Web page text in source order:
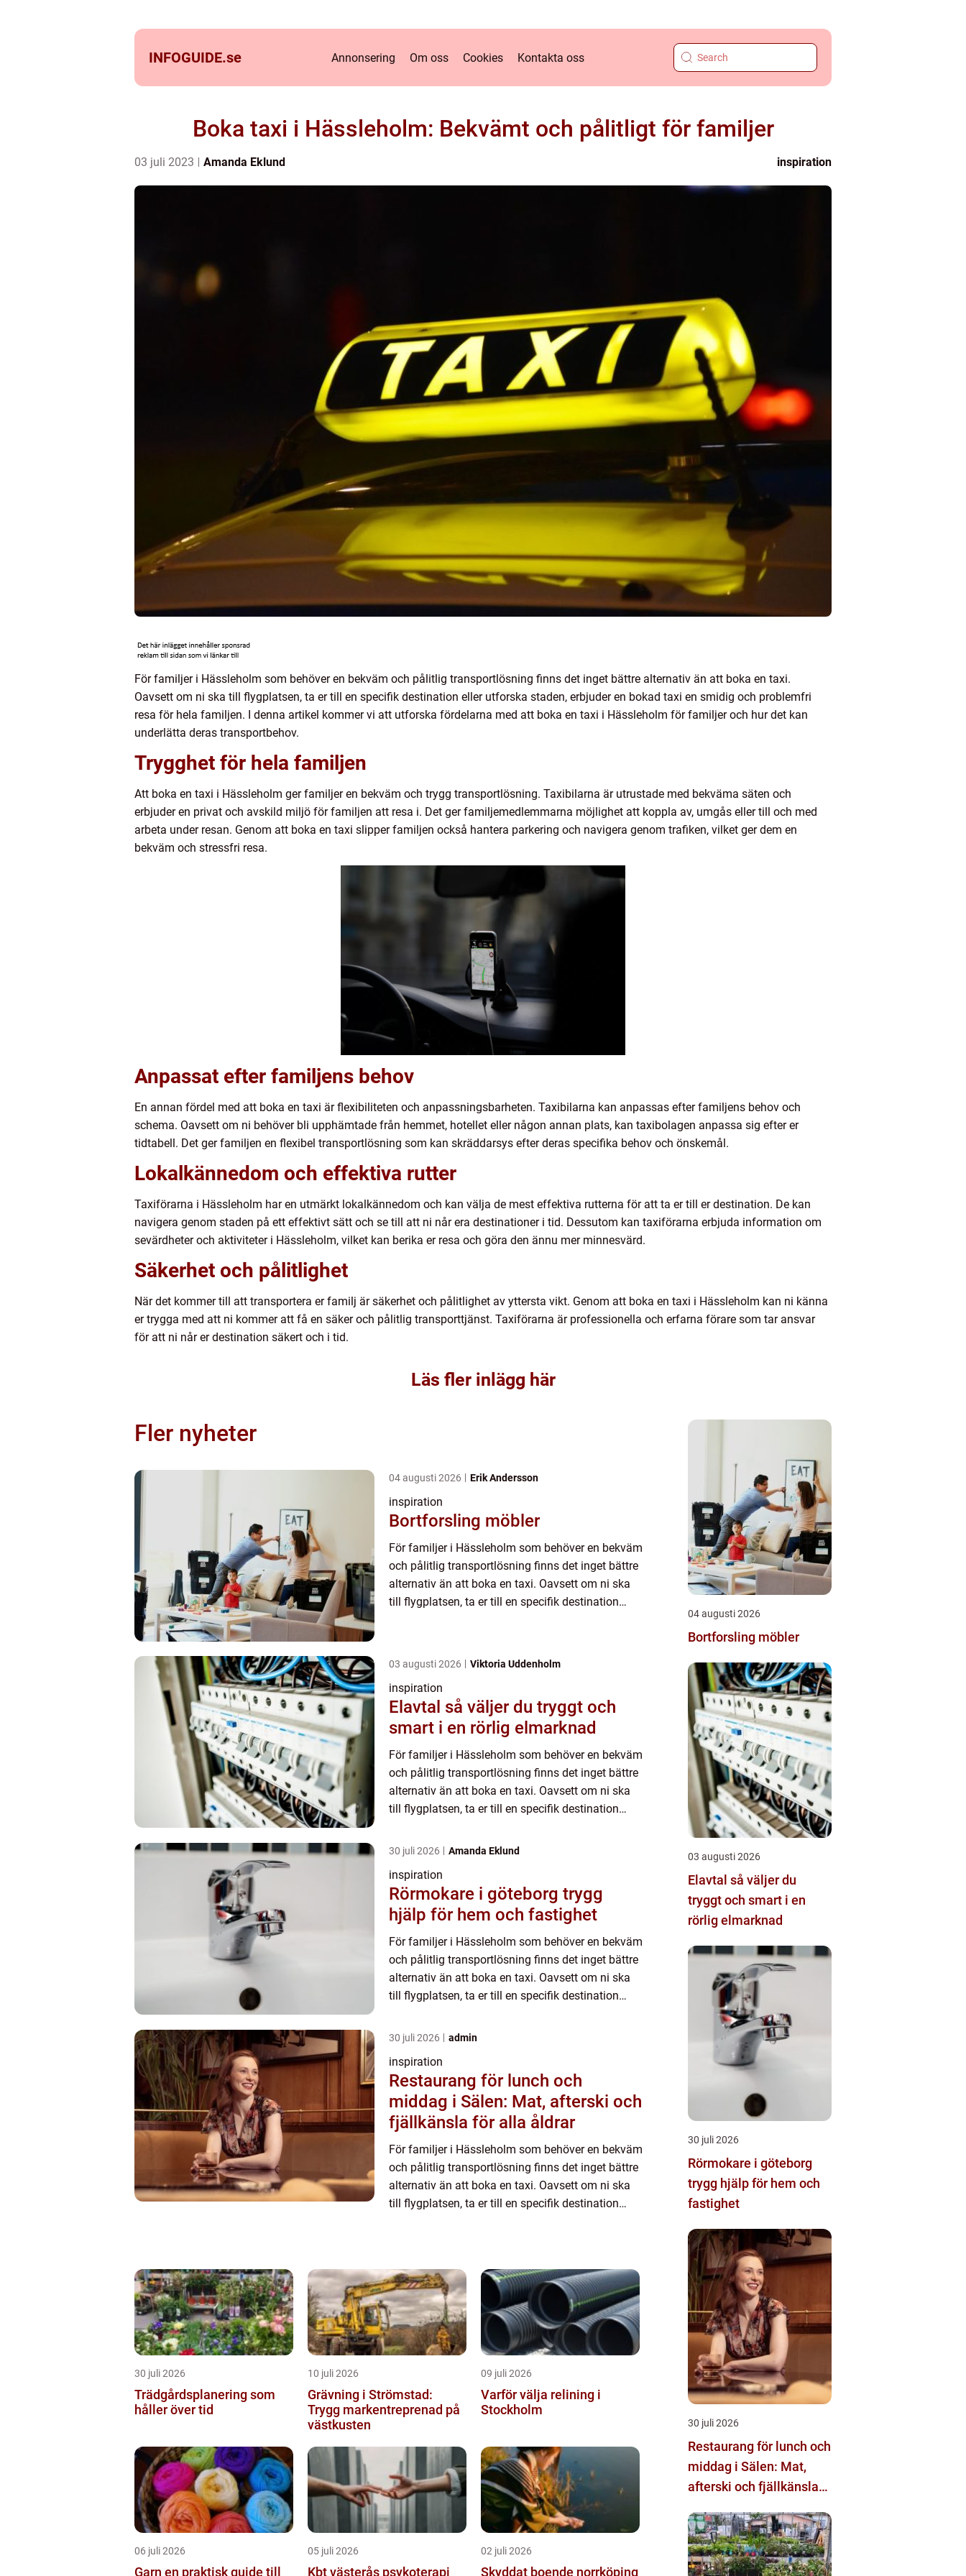
INFOGUIDE.se Annonsering Om oss Cookies Kontakta oss
Boka taxi i Hässleholm: Bekvämt och pålitligt för familjer
03 juli 2023 Amanda Eklund inspiration
För familjer i Hässleholm som behöver en bekväm och pålitlig transportlösning finns det inget bättre alternativ än att boka en taxi.
Oavsett om ni ska till flygplatsen, ta er till en specifik destination eller utforska staden, erbjuder en bokad taxi en smidig och problemfri
resa för hela familjen. I denna artikel kommer vi att utforska fördelarna med att boka en taxi i Hässleholm för familjer och hur det kan
underlätta deras transportbehov.
Trygghet för hela familjen
Att boka en taxi i Hässleholm ger familjer en bekväm och trygg transportlösning. Taxibilarna är utrustade med bekväma säten och
erbjuder en privat och avskild miljö för familjen att resa i. Det ger familjemedlemmarna möjlighet att koppla av, umgås eller till och med
arbeta under resan. Genom att boka en taxi slipper familjen också hantera parkering och navigera genom trafiken, vilket ger dem en
bekväm och stressfri resa.
Anpassat efter familjens behov
En annan fördel med att boka en taxi är flexibiliteten och anpassningsbarheten. Taxibilarna kan anpassas efter familjens behov och
schema. Oavsett om ni behöver bli upphämtade från hemmet, hotellet eller någon annan plats, kan taxibolagen anpassa sig efter er
tidtabell. Det ger familjen en flexibel transportlösning som kan skräddarsys efter deras specifika behov och önskemål.
Lokalkännedom och effektiva rutter
Taxiförarna i Hässleholm har en utmärkt lokalkännedom och kan välja de mest effektiva rutterna för att ta er till er destination. De kan
navigera genom staden på ett effektivt sätt och se till att ni når era destinationer i tid. Dessutom kan taxiförarna erbjuda information om
sevärdheter och aktiviteter i Hässleholm, vilket kan berika er resa och göra den ännu mer minnesvärd.
Säkerhet och pålitlighet
När det kommer till att transportera er familj är säkerhet och pålitlighet av yttersta vikt. Genom att boka en taxi i Hässleholm kan ni känna
er trygga med att ni kommer att få en säker och pålitlig transporttjänst. Taxiförarna är professionella och erfarna förare som tar ansvar
för att ni når er destination säkert och i tid.
Läs fler inlägg här
Fler nyheter
04 augusti 2026 Erik Andersson
inspiration
Bortforsling möbler
För familjer i Hässleholm som behöver en bekväm
och pålitlig transportlösning finns det inget bättre
alternativ än att boka en taxi. Oavsett om ni ska
till flygplatsen, ta er till en specifik destination
03 augusti 2026 Viktoria Uddenholm
inspiration
Elavtal så väljer du tryggt och
smart i en rörlig elmarknad
För familjer i Hässleholm som behöver en bekväm
och pålitlig transportlösning finns det inget bättre
alternativ än att boka en taxi. Oavsett om ni ska
till flygplatsen, ta er till en specifik destination
30 juli 2026 Amanda Eklund
inspiration
Rörmokare i göteborg trygg
hjälp för hem och fastighet
För familjer i Hässleholm som behöver en bekväm
och pålitlig transportlösning finns det inget bättre
alternativ än att boka en taxi. Oavsett om ni ska
till flygplatsen, ta er till en specifik destination
30 juli 2026 admin
inspiration
Restaurang för lunch och
middag i Sälen: Mat, afterski och
fjällkänsla för alla åldrar
För familjer i Hässleholm som behöver en bekväm
och pålitlig transportlösning finns det inget bättre
alternativ än att boka en taxi. Oavsett om ni ska
till flygplatsen, ta er till en specifik destination
30 juli 2026
Trädgårdsplanering som
håller över tid
10 juli 2026
Grävning i Strömstad:
Trygg markentreprenad på
västkusten
09 juli 2026
Varför välja relining i
Stockholm
06 juli 2026
Garn en praktisk guide till
05 juli 2026
Kbt västerås psykoterapi
02 juli 2026
Skyddat boende norrköping
04 augusti 2026
Bortforsling möbler
03 augusti 2026
Elavtal så väljer du
tryggt och smart i en
rörlig elmarknad
30 juli 2026
Rörmokare i göteborg
trygg hjälp för hem och
fastighet
30 juli 2026
Restaurang för lunch och
middag i Sälen: Mat,
afterski och fjällkänsla